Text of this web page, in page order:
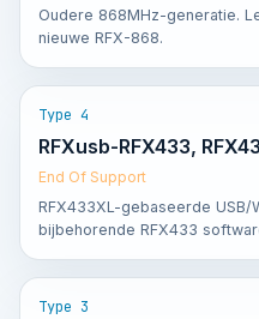
Oudere 868MHz-generatie.
nieuwe RFX-868.
Type 4
RFXusb-RFX433,
End Of Support
RFX433XL-gebaseerde USB/
bijbehorende RFX433
Type 3